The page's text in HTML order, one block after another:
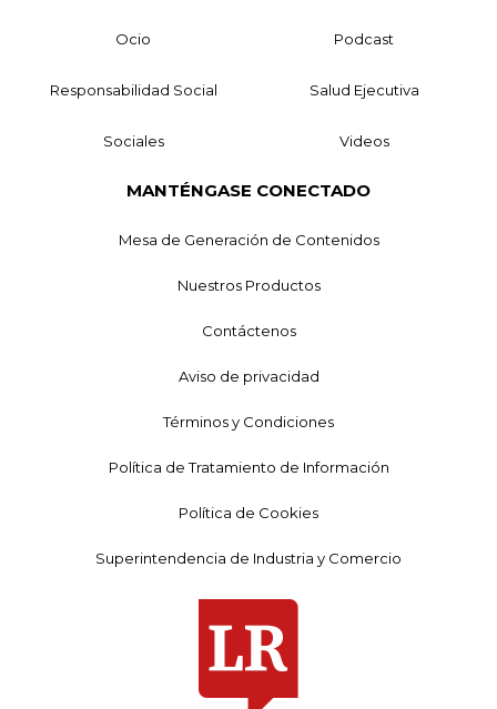
Ocio Podcast
Responsabilidad Social Salud Ejecutiva
Sociales Videos
MANTÉNGASE CONECTADO
Mesa de Generación de Contenidos
Nuestros Productos
Contáctenos
Aviso de privacidad
Términos y Condiciones
Política de Tratamiento de Información
Política de Cookies
Superintendencia de Industria y Comercio